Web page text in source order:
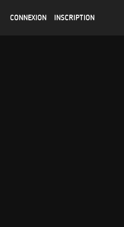
CONNEXION INSCRIPTION